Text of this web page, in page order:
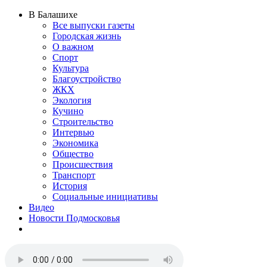
В Балашихе
Все выпуски газеты
Городская жизнь
О важном
Спорт
Культура
Благоустройство
ЖКХ
Экология
Кучино
Строительство
Интервью
Экономика
Общество
Происшествия
Транспорт
История
Социальные инициативы
Видео
Новости Подмосковья